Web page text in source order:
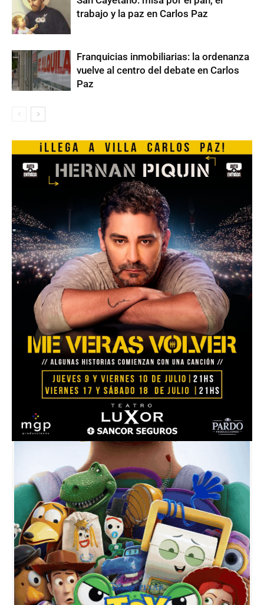
trabajo y la paz en Carlos Paz
Franquicias inmobiliarias: la ordenanza
vuelve al centro del debate en Carlos
Paz